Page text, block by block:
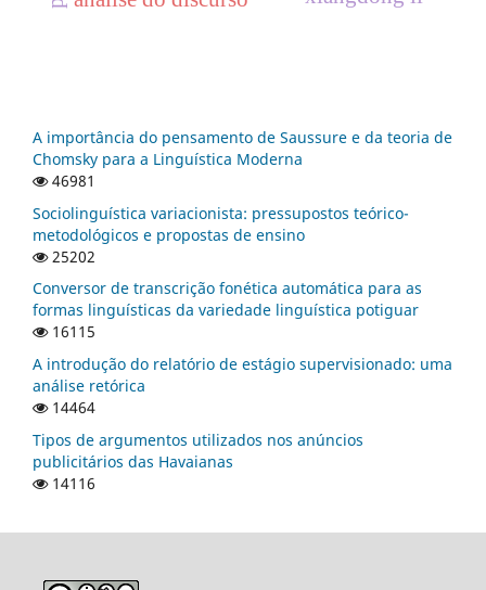
A importância do pensamento de Saussure e da teoria de
Chomsky para a Linguística Moderna
46981
Sociolinguística variacionista: pressupostos teórico-
metodológicos e propostas de ensino
25202
Conversor de transcrição fonética automática para as
formas linguísticas da variedade linguística potiguar
16115
A introdução do relatório de estágio supervisionado: uma
análise retórica
14464
Tipos de argumentos utilizados nos anúncios
publicitários das Havaianas
14116